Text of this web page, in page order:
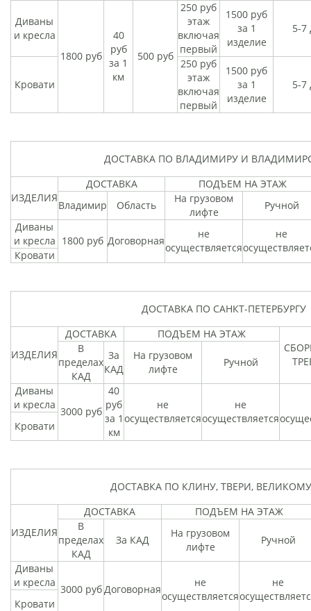
Диваны
и кресла
1800 руб
40
руб
за 1
км
500 руб
250 руб
этаж
включая
первый
1500 руб
за 1
изделие
5-7
Кровати
250 руб
этаж
включая
первый
1500 руб
за 1
изделие
5-7
ДОСТАВКА ПО ВЛАДИМИРУ И
ИЗДЕЛИЯ
ДОСТАВКА
ПОДЪЕМ НА ЭТАЖ
Владимир
Область
На грузовом
лифте
Ручной
Диваны
и кресла 1800 руб Договорная
не
осуществляется
не
Кровати
ДОСТАВКА ПО САНКТ-ПЕТЕРБУРГУ
ИЗДЕЛИЯ
ДОСТАВКА
ПОДЪЕМ НА ЭТАЖ
В
пределах
КАД
За
КАД
На грузовом
лифте
Ручной
Диваны
и кресла
3000 руб
40
руб
за 1
км
не
осуществляется
не
осуществляется
Кровати
ДОСТАВКА ПО КЛИНУ, ТВЕРИ,
ИЗДЕЛИЯ
ДОСТАВКА
ПОДЪЕМ НА ЭТАЖ
В
пределах
КАД
За КАД
На грузовом
лифте
Ручной
Диваны
и кресла
3000 рубДоговорная
не
осуществляется
не
Кровати